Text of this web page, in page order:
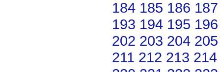
184 185 186 187
193 194 195 196
202 203 204 205
211 212 213 214